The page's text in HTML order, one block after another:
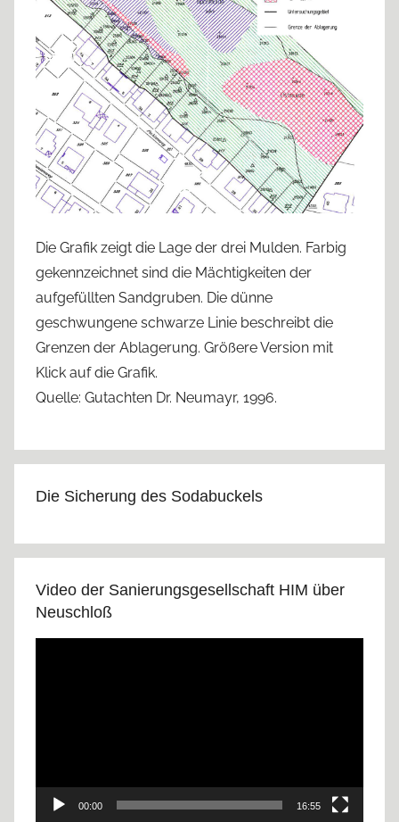
Die Grafik zeigt die Lage der drei Mulden. Farbig
gekennzeichnet sind die Mächtigkeiten der
aufgefüllten Sandgruben. Die dünne
geschwungene schwarze Linie beschreibt die
Grenzen der Ablagerung. Größere Version mit
Klick auf die Grafik.
Quelle: Gutachten Dr. Neumayr, 1996.
Die Sicherung des Sodabuckels
Video der Sanierungsgesellschaft HIM über
Neuschloß
00:00 16:55